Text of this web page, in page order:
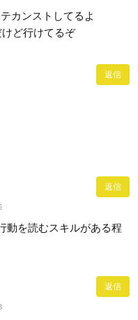
カンストしてるよ
ど行けてるぞ
返信
返信
動を読むスキルがある程
返信